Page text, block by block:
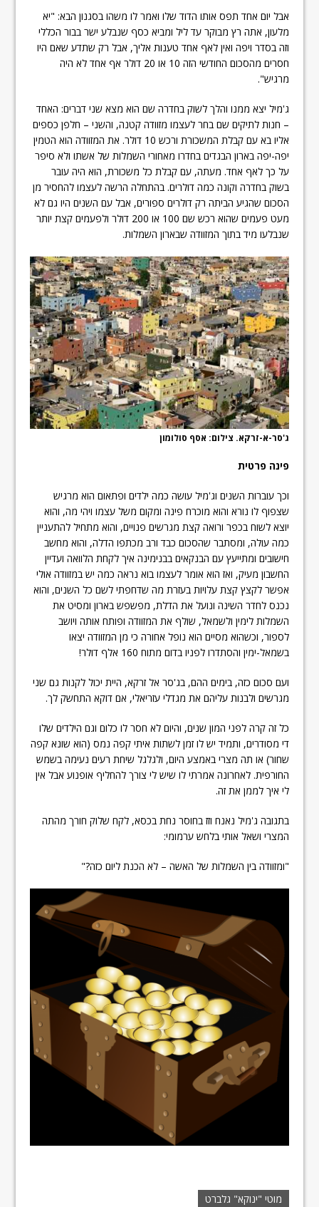
אבל יום אחד תפס אותו הדוד שלו ואמר לו משהו בסגנון הבא: "יא
מלעון, אתה רץ מבוקר עד ליל ומביא כסף שנבלע ישר בבור הכללי
וזה בסדר ויפה ואין לאף אחד טענות אליך, אבל רק שתדע שאם היו
חסרים מהסכום החודשי הזה 10 או 20 דולר אף אחד לא היה
מרגיש".
ג'מיל יצא ממנו והלך לשוק בחדרה שם הוא מצא שני דברים: האחד
– חנות לתיקים שם בחר לעצמו מזוודה קטנה, והשני – חלפן כספים
אליו בא עם קבלת המשכורת ורכש 10 דולר. את המזוודה הוא הטמין
יפה-יפה בארון הבגדים בחדרו מאחורי השמלות של אשתו ולא סיפר
על כך לאף אחד. מעתה, עם קבלת כל משכורת, הוא היה עובר
בשוק בחדרה וקונה כמה דולרים. בהתחלה הרשה לעצמו להחסיר מן
הסכום שהגיע הביתה רק דולרים ספורים, אבל עם השנים היו גם לא
מעט פעמים שהוא רכש שם 100 או 200 דולר ולפעמים קצת יותר
שנבלעו מיד בתוך המזוודה שבארון השמלות.
ג'סר-א-זרקא. צילום: אסף סולומון
פינה פרטית
וכך עוברות השנים וג'מיל עושה כמה ילדים ופתאום הוא מרגיש
שצפוף לו נורא והוא מוכרח פינה ומקום משל עצמו ויהי מה, והוא
יוצא לשוח בכפר ורואה קצת מגרשים פנויים, והוא מתחיל להתעניין
כמה עולה, ומסתבר שהסכום כבד ורב מכתפו הדלה, והוא מחשב
חישובים ומתייעץ עם הבנקאים בבנימינה איך לקחת הלוואה ועדיין
החשבון מעיק, ואז הוא אומר לעצמו בוא נראה כמה יש במזוודה אולי
אפשר לקצץ קצת עלויות בעזרת מה שדחפתי לשם כל השנים, והוא
נכנס לחדר השינה ונועל את הדלת, מפשפש בארון ומסיט את
השמלות לימין ולשמאל, שולף את המזוודה ופותח אותה ויושב
לספור, וכשהוא מסיים הוא נופל אחורה כי מן המזוודה יצאו
בשמאל-ימין והסתדרו לפניו בדום מתוח 160 אלף דולר!
ועם סכום כזה, בימים ההם, בג'סר אל זרקא, היית יכול לקנות גם שני
מגרשים ולבנות עליהם את מגדלי עזריאלי, אם דוקא התחשק לך.
כל זה קרה לפני המון שנים, והיום לא חסר לו כלום וגם הילדים שלו
די מסודרים, ותמיד יש לו זמן לשתות איתי קפה נמס (הוא שונא קפה
שחור) או תה מצרי באמצע היום, ולגלגל שיחת רעים נעימה בשמש
החורפית. לאחרונה אמרתי לו שיש לי צורך להחליף אופנוע אבל אין
לי איך לממן את זה.
בתגובה ג'מיל נאנח וזז בחוסר נחת בכסא, לקח שלוק חורך מהתה
המצרי ושאל אותי בלחש ערמומי:
"ומזוודה בין השמלות של האשה – לא הכנת ליום כזה?"
מוטי "ינוקא" גלברט